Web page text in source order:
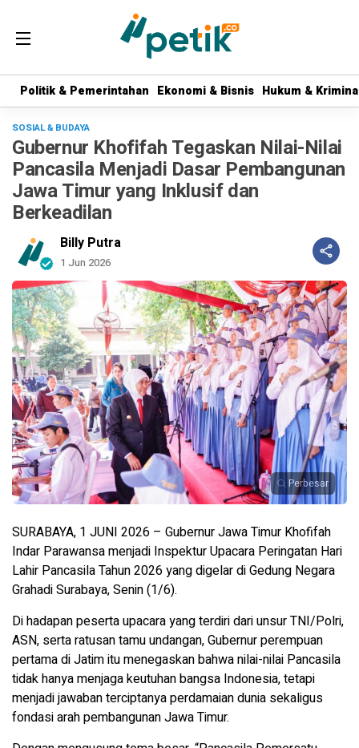
Politik & Pemerintahan Ekonomi & Bisnis Hukum &
Politik & Pemerintahan Ekonomi & Bisnis Hukum &
SOSIAL & BUDAYA
Gubernur Khofifah Tegaskan Nilai-Nilai
Pancasila Menjadi Dasar Pembangunan
Jawa Timur yang Inklusif dan
Berkeadilan
Billy Putra
1 Jun 2026
Perbesar
SURABAYA, 1 JUNI 2026 – Gubernur Jawa Timur Khofifah
Indar Parawansa menjadi Inspektur Upacara Peringatan Hari
Lahir Pancasila Tahun 2026 yang digelar di Gedung Negara
Grahadi Surabaya, Senin (1/6).
Di hadapan peserta upacara yang terdiri dari unsur TNI/Polri,
ASN, serta ratusan tamu undangan, Gubernur perempuan
pertama di Jatim itu menegaskan bahwa nilai-nilai Pancasila
tidak hanya menjaga keutuhan bangsa Indonesia, tetapi
menjadi jawaban terciptanya perdamaian dunia sekaligus
fondasi arah pembangunan Jawa Timur.